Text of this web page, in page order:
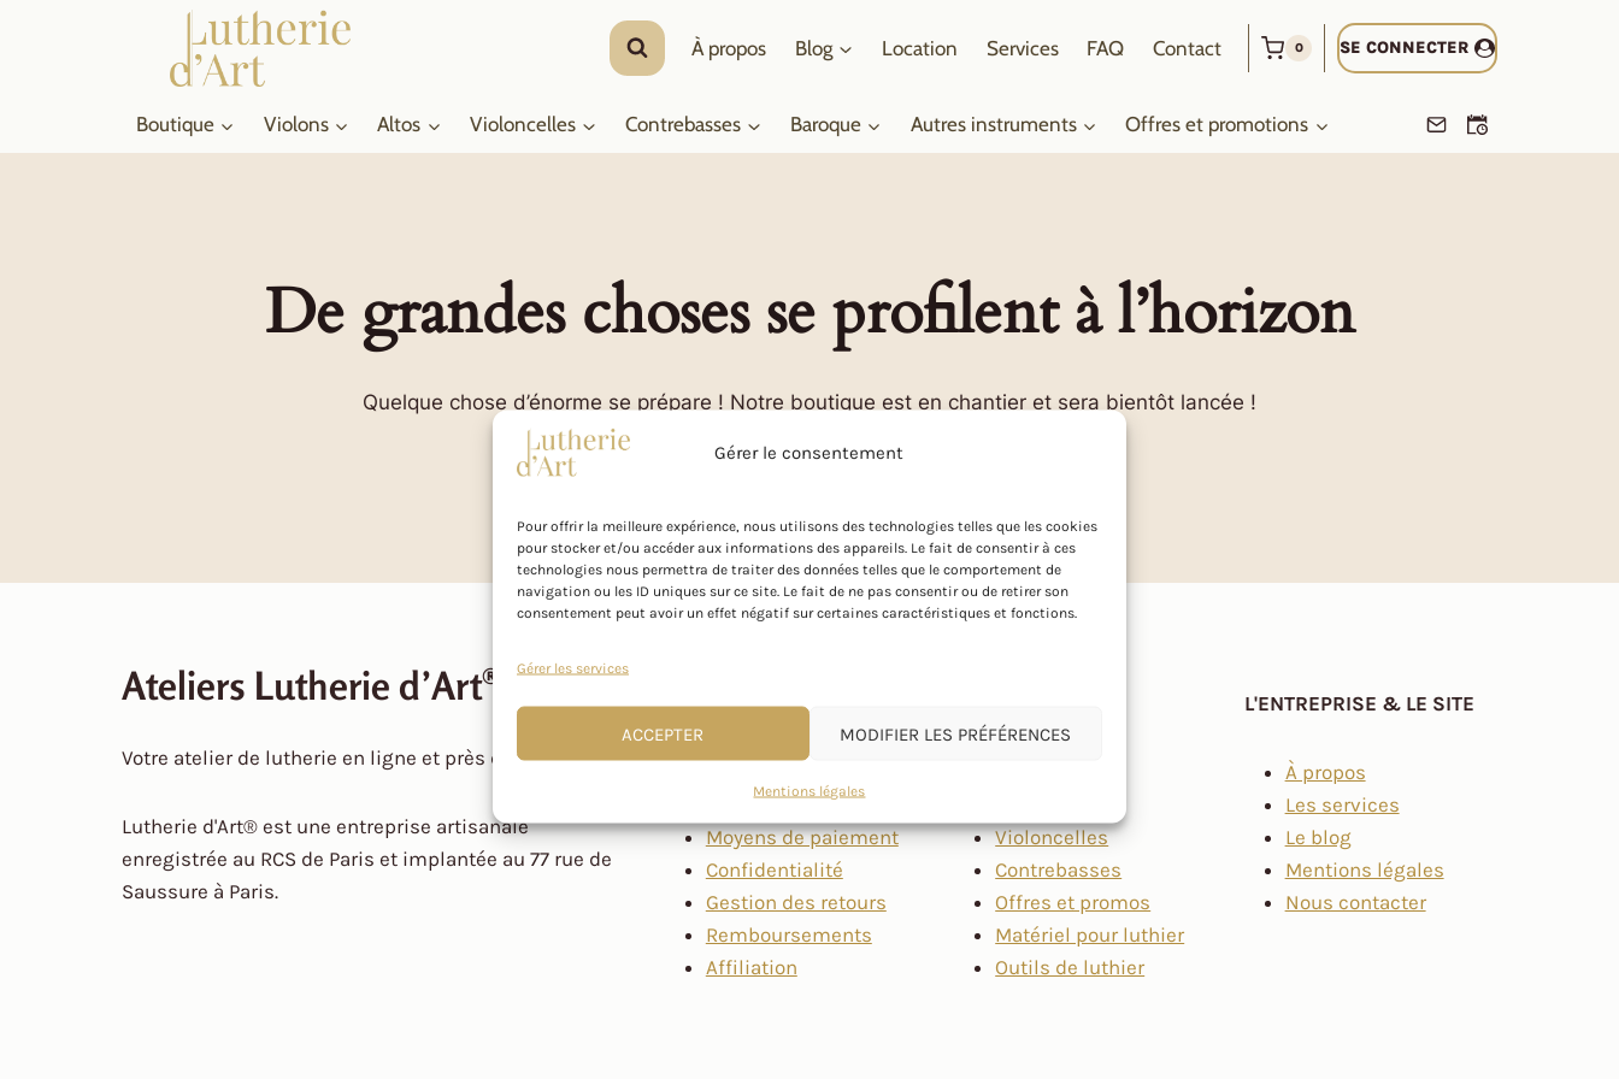
Gérer le consentement
Pour offrir la meilleure expérience, nous utilisons des technologies telles que les cookies
pour stocker et/ou accéder aux informations des appareils. Le fait de consentir à ces
technologies nous permettra de traiter des données telles que le comportement de
navigation ou les ID uniques sur ce site. Le fait de ne pas consentir ou de retirer son
consentement peut avoir un effet négatif sur certaines caractéristiques et fonctions.
Gérer les services
ACCEPTER MODIFIER LES PRÉFÉRENCES
Mentions légales
À propos Blog Location Services FAQ Contact 0 SE CONNECTER
Boutique Violons Altos Violoncelles Contrebasses Baroque Autres instruments Offres et promotions
De grandes choses se profilent à l’horizon
Quelque chose d’énorme se prépare ! Notre boutique est en chantier et sera bientôt lancée !
Ateliers Lutherie d’Art®
Votre atelier de lutherie en ligne et près de chez vous.
Lutherie d'Art® est une entreprise artisanale
enregistrée au RCS de Paris et implantée au 77 rue de
Saussure à Paris.
INFORMATIONS
Moyens de paiement
Confidentialité
Gestion des retours
Remboursements
Affiliation
Violoncelles
Contrebasses
Offres et promos
Matériel pour luthier
Outils de luthier
L'ENTREPRISE & LE SITE
À propos
Les services
Le blog
Mentions légales
Nous contacter